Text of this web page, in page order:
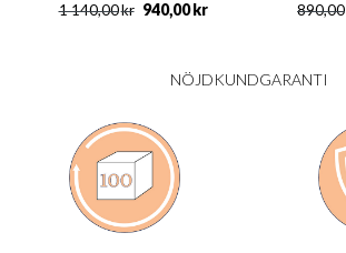
kr
1 140,00 kr
940,00 890,00
NÖJDKUNDGARANTI